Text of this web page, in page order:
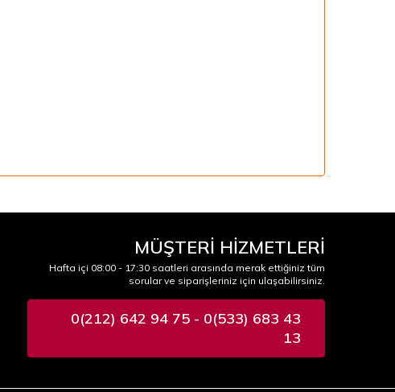
MÜŞTERİ HİZMETLERİ
Hafta içi 08:00 - 17:30 saatleri arasında merak ettiğiniz tüm
sorular ve siparişleriniz için ulaşabilirsiniz.
0(212) 642 94 75 - 0(533) 683 43
13